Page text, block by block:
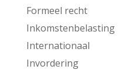
Formeel recht
Inkomstenbelasting
Internationaal
Invordering